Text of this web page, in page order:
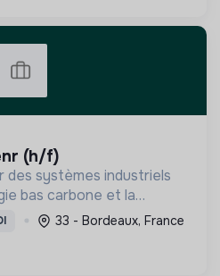
(h/f)
systèmes industriels
bas carbone et la
sur l'innovation et
33 - Bordeaux, France